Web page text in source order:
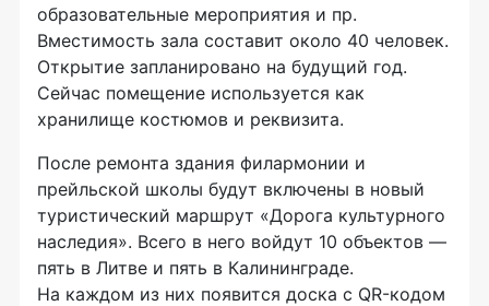
образовательные мероприятия и пр.
Вместимость зала составит около 40 человек.
Открытие запланировано на будущий год.
Сейчас помещение используется как
хранилище костюмов и реквизита.
После ремонта здания филармонии и
прейльской школы будут включены в новый
туристический маршрут «Дорога культурного
наследия». Всего в него войдут 10 объектов —
пять в Литве и пять в Калининграде.
На каждом из них появится доска с QR-кодом